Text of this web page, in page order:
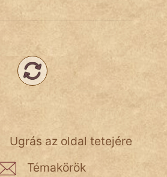
Ugrás az oldal tetejére
Témakörök